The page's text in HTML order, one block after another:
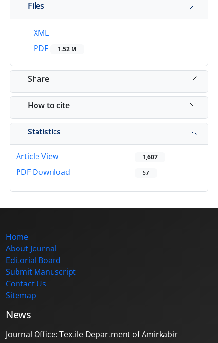
Files
XML
PDF
1.52 M
Share
How to cite
Statistics
Article View 1,607
PDF Download 57
Home
About Journal
Editorial Board
Submit Manuscript
Contact Us
Sitemap
News
Journal Office: Textile Department of Amirkabir